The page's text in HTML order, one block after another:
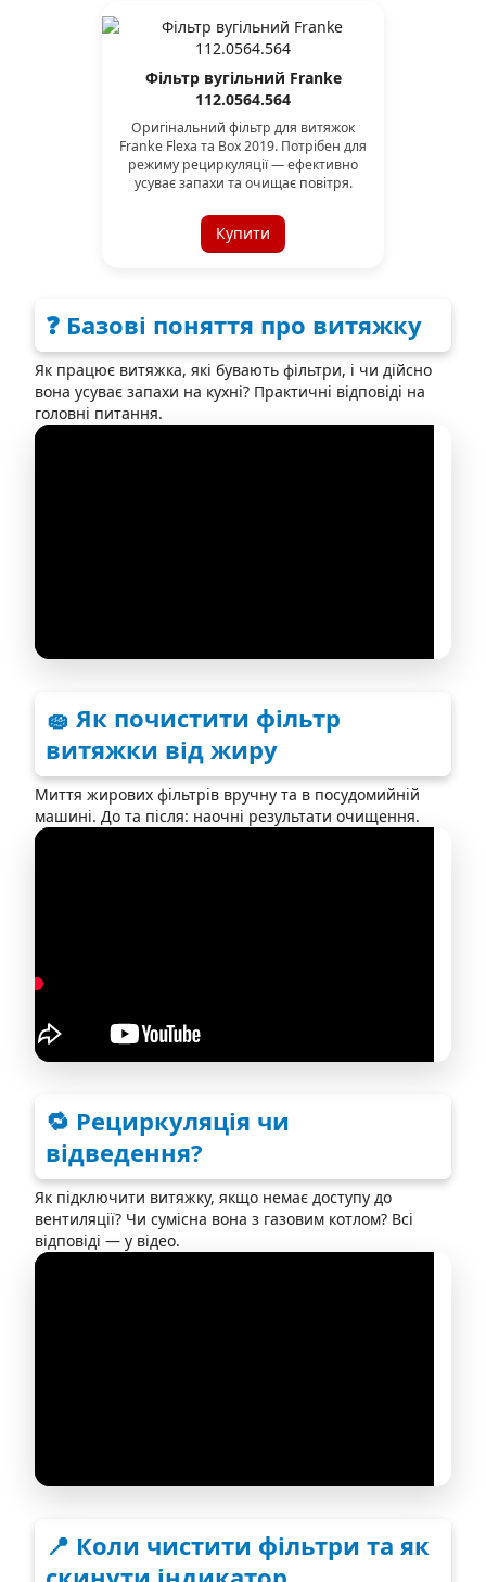
Фільтр вугільний Franke
112.0564.564
Оригінальний фільтр для витяжок
Franke Flexa та Box 2019. Потрібен для
режиму рециркуляції — ефективно
усуває запахи та очищає повітря.
Купити
❓ Базові поняття про витяжку
Як працює витяжка, які бувають фільтри, і чи дійсно
вона усуває запахи на кухні? Практичні відповіді на
головні питання.
🧽 Як почистити фільтр
витяжки від жиру
Миття жирових фільтрів вручну та в посудомийній
машині. До та після: наочні результати очищення.
🔁 Рециркуляція чи
відведення?
Як підключити витяжку, якщо немає доступу до
вентиляції? Чи сумісна вона з газовим котлом? Всі
відповіді — у відео.
📍 Коли чистити фільтри та як